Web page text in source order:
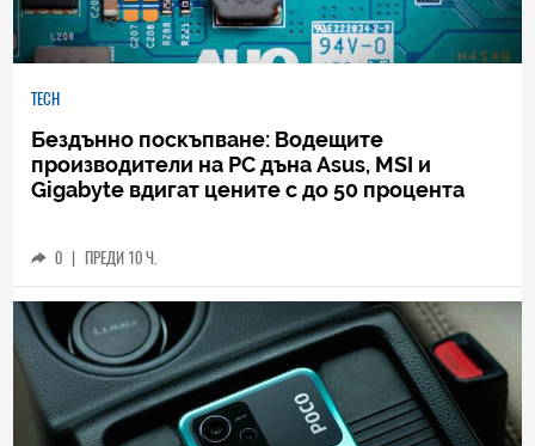
TECH
Бездънно поскъпване: Водещите
производители на РС дъна Asus, MSI и
Gigabyte вдигат цените с до 50 процента
0 | ПРЕДИ 10 Ч.